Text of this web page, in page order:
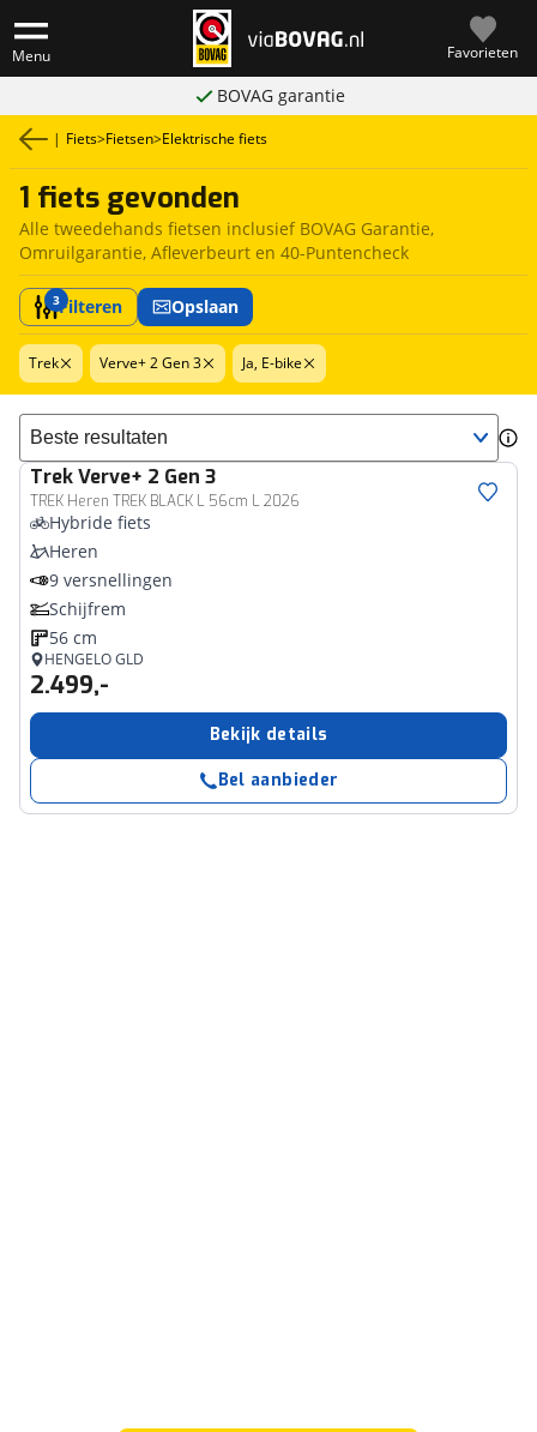
Menu Favorieten
BOVAG garantie
| Fiets>Fietsen>Elektrische fiets
1 fiets gevonden
Alle tweedehands fietsen inclusief BOVAG Garantie,
Omruilgarantie, Afleverbeurt en 40-Puntencheck
3Filteren Opslaan
Trek Verve+ 2 Gen 3 Ja, E-bike
Sorteer resultaten
TrekVerve+ 2 Gen 3
TREK Heren TREK BLACK L 56cm L 2026
Hybride fiets
Heren
9 versnellingen
Schijfrem
56 cm
HENGELO GLD
2.499,-
Bekijk details
Bel aanbieder